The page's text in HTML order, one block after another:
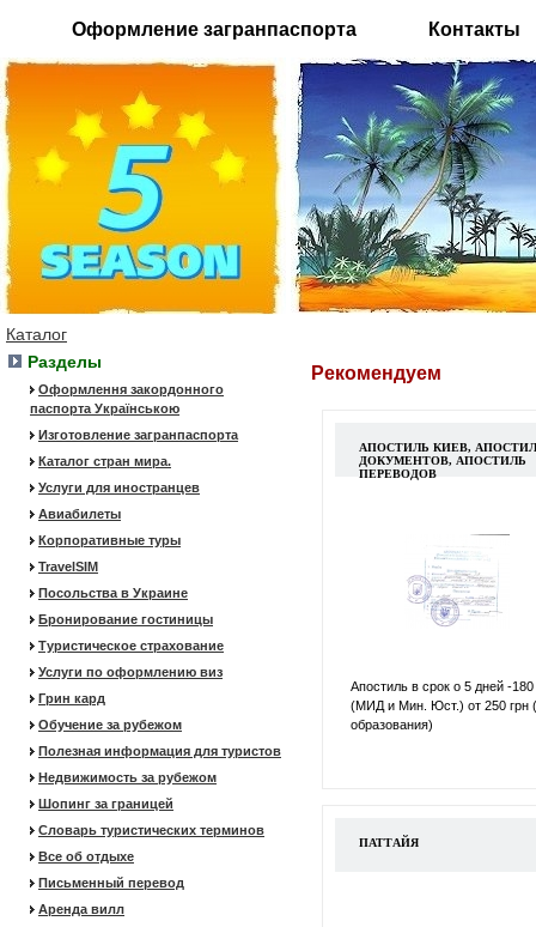
Оформление загранпаспорта Контакты
Каталог
Разделы
Оформлення закордонного
паспорта Українською
Изготовление загранпаспорта
Каталог стран мира.
Услуги для иностранцев
Авиабилеты
Корпоративные туры
TravelSIM
Посольства в Украине
Бронирование гостиницы
Туристическое страхование
Услуги по оформлению виз
Грин кард
Обучение за рубежом
Полезная информация для туристов
Недвижимость за рубежом
Шопинг за границей
Словарь туристических терминов
Все об отдыхе
Письменный перевод
Аренда вилл
Рекомендуем
АПОСТИЛЬ КИЕВ,
ДОКУМЕНТОВ, АПОСТИЛЬ
ПЕРЕВОДОВ
Апостиль в срок о 5 дней -180
(МИД и Мин. Юст.) от 250 грн
образования)
ПАТТАЙЯ